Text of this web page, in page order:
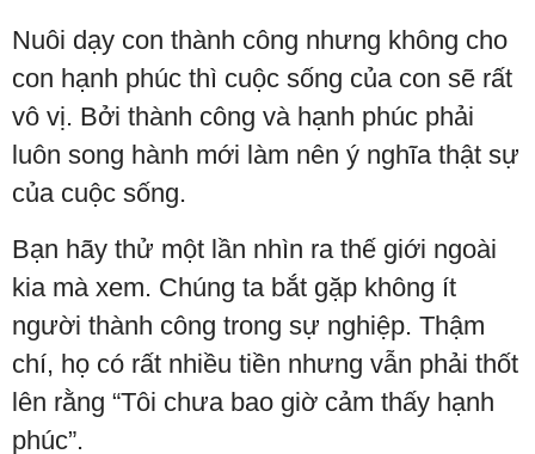
Nuôi dạy con thành công nhưng không cho
con hạnh phúc thì cuộc sống của con sẽ rất
vô vị. Bởi thành công và hạnh phúc phải
luôn song hành mới làm nên ý nghĩa thật sự
của cuộc sống.
Bạn hãy thử một lần nhìn ra thế giới ngoài
kia mà xem. Chúng ta bắt gặp không ít
người thành công trong sự nghiệp. Thậm
chí, họ có rất nhiều tiền nhưng vẫn phải thốt
lên rằng “Tôi chưa bao giờ cảm thấy hạnh
phúc”.